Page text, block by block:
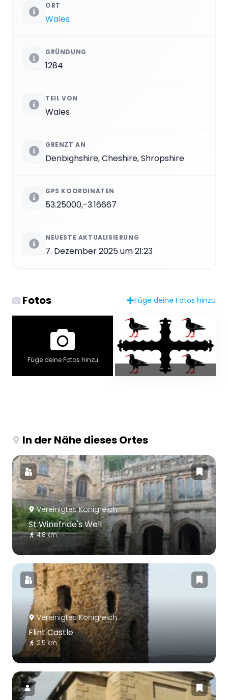
ORT
Wales
GRÜNDUNG
1284
TEIL VON
Wales
GRENZT AN
Denbighshire, Cheshire, Shropshire
GPS KOORDINATEN
53.25000,-3.16667
NEUESTE AKTUALISIERUNG
7. Dezember 2025 um 21:23
Fotos Füge deine Fotos hinzu
Füge deine Fotos hinzu
In der Nähe dieses Ortes
Vereinigtes Königreich
St Winefride's Well
4.8 km
Vereinigtes Königreich
Flint Castle
2.5 km